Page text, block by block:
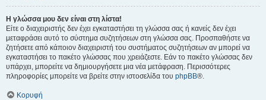
Η γλώσσα μου δεν είναι στη λίστα!
Είτε ο διαχειριστής δεν έχει εγκαταστήσει τη γλώσσα σας ή κανείς δεν έχει
μεταφράσει αυτό το σύστημα συζητήσεων στη γλώσσα σας. Προσπαθήστε να
ζητήσετε από κάποιον διαχειριστή του συστήματος συζητήσεων αν μπορεί να
εγκαταστήσει το πακέτο γλώσσας που χρειάζεστε. Εάν το πακέτο γλώσσας δεν
υπάρχει, μπορείτε να δημιουργήσετε μια νέα μετάφραση. Περισσότερες
πληροφορίες μπορείτε να βρείτε στην ιστοσελίδα του phpBB®.
Κορυφή